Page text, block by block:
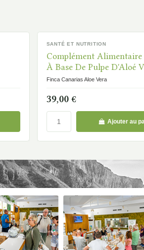
DISPONIBLE
SANTÉ ET NUTRITION
Complément
À Base De Pulpe D'Aloé
Finca Canarias Aloe Vera
39,00 €
Ajouter au